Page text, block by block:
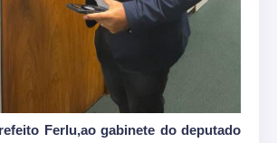
Ferlu,ao gabinete do deputado